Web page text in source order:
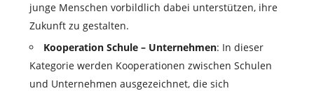
junge Menschen vorbildlich dabei unterstützen, ihre
Zukunft zu gestalten.
Kooperation Schule – Unternehmen: In dieser
Kategorie werden Kooperationen zwischen Schulen
und Unternehmen ausgezeichnet, die sich